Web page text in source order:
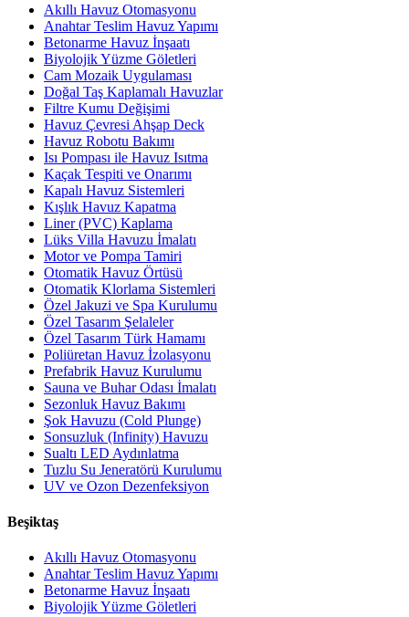
Akıllı Havuz Otomasyonu
Anahtar Teslim Havuz Yapımı
Betonarme Havuz İnşaatı
Biyolojik Yüzme Göletleri
Cam Mozaik Uygulaması
Doğal Taş Kaplamalı Havuzlar
Filtre Kumu Değişimi
Havuz Çevresi Ahşap Deck
Havuz Robotu Bakımı
Isı Pompası ile Havuz Isıtma
Kaçak Tespiti ve Onarımı
Kapalı Havuz Sistemleri
Kışlık Havuz Kapatma
Liner (PVC) Kaplama
Lüks Villa Havuzu İmalatı
Motor ve Pompa Tamiri
Otomatik Havuz Örtüsü
Otomatik Klorlama Sistemleri
Özel Jakuzi ve Spa Kurulumu
Özel Tasarım Şelaleler
Özel Tasarım Türk Hamamı
Poliüretan Havuz İzolasyonu
Prefabrik Havuz Kurulumu
Sauna ve Buhar Odası İmalatı
Sezonluk Havuz Bakımı
Şok Havuzu (Cold Plunge)
Sonsuzluk (Infinity) Havuzu
Sualtı LED Aydınlatma
Tuzlu Su Jeneratörü Kurulumu
UV ve Ozon Dezenfeksiyon
Beşiktaş
Akıllı Havuz Otomasyonu
Anahtar Teslim Havuz Yapımı
Betonarme Havuz İnşaatı
Biyolojik Yüzme Göletleri